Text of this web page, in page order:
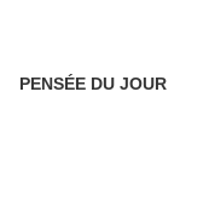
PENSÉE DU JOUR